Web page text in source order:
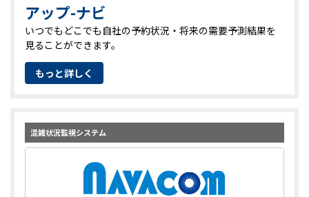
アップ-ナビ
いつでもどこでも自社の予約状況・将来の需要予測結果を
見ることができます。
もっと詳しく
混雑状況監視システム